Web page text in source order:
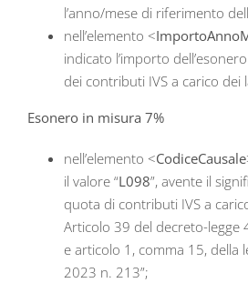
l’anno/mese di riferimento
nell’elemento <
indicato l’importo
dei contributi IVS a carico dei
Esonero in misura 7%
nell’elemento <CodiceCausale
il valore “L098”, avente il
quota di contributi IVS a
Articolo 39 del decreto-legge
e articolo 1, comma 15, della
2023 n. 213”;